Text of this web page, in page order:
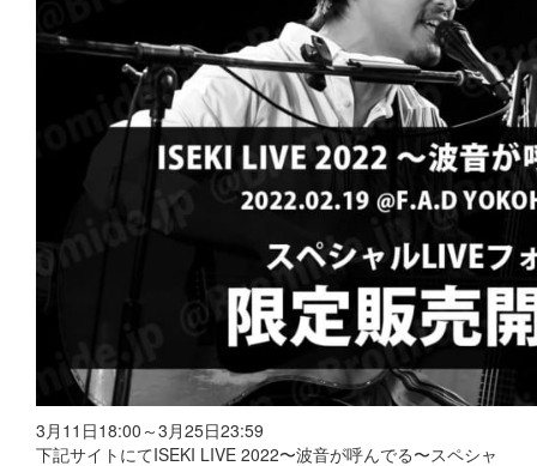
3月11日18:00～3月25日23:59
下記サイトにてISEKI LIVE 2022〜波音が呼んでる〜スペシャ